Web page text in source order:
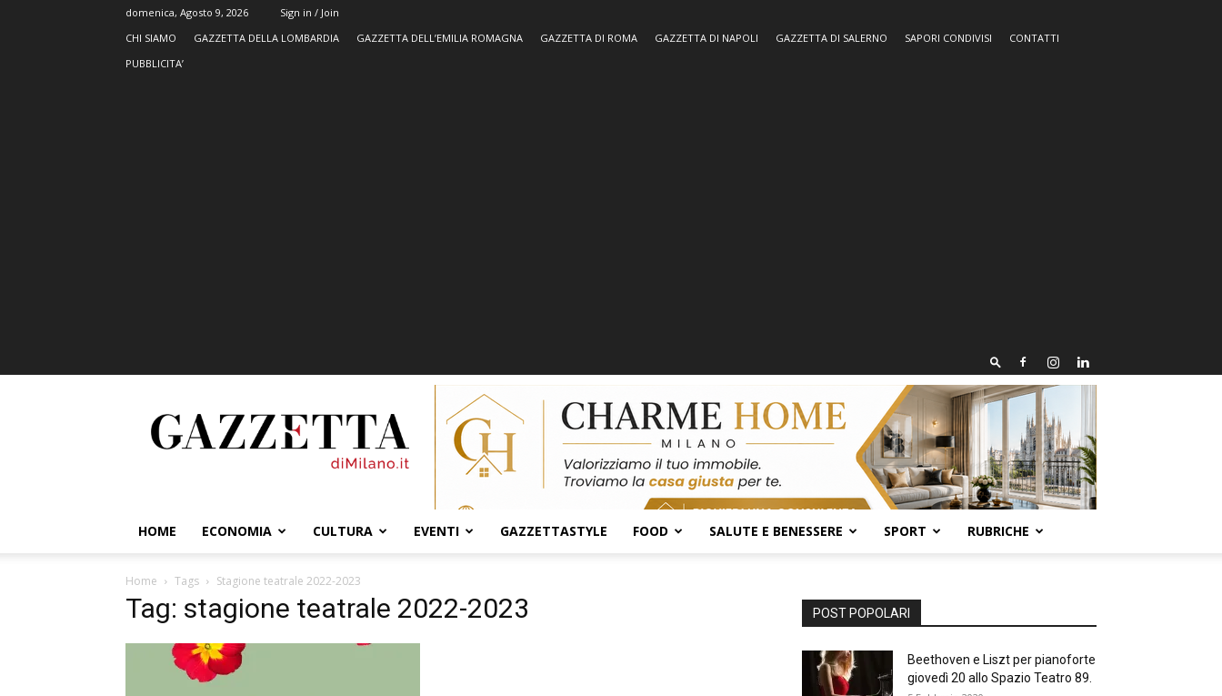
domenica, Agosto 9, 2026
Sign in / Join
CHI SIAMO
GAZZETTA DELLA LOMBARDIA GAZZETTA DELL’EMILIA ROMAGNA GAZZETTA DI ROMA GAZZETTA DI NAPOLI GAZZETTA DI SALERNO SAPORI CONDIVISI
CONTATTI
PUBBLICITA’
HOME ECONOMIA CULTURA EVENTI GAZZETTASTYLE FOOD SALUTE E BENESSERE SPORT RUBRICHE
Home Tags Stagione teatrale 2022-2023
Tag: stagione teatrale 2022-2023 POST POPOLARI
Beethoven e Liszt per pianoforte
giovedì 20 allo Spazio Teatro 89.